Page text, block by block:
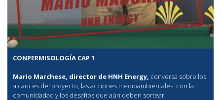
CONPERMISOLOGÍA CAP 1
Mario Marchese, director de HNH Energy, conversa sobre los
alcances del proyecto, las acciones medioambientales, con la
comunidadad y los desafíos que aún deben sortear.